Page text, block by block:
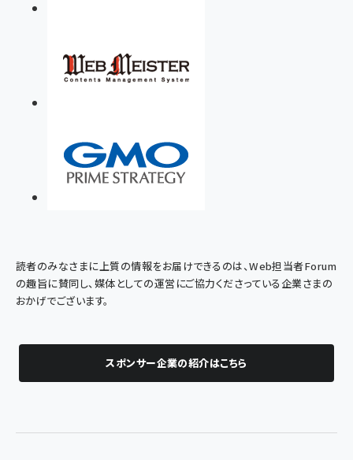
読者のみなさまに上質の情報をお届けできるのは、Web担当者Forum
の趣旨に賛同し、媒体としての運営にご協力くださっている企業さまの
おかげでございます。
スポンサー企業の紹介はこちら